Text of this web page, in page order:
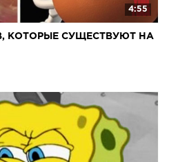
4:55
КОТОРЫЕ СУЩЕСТВУЮТ НА